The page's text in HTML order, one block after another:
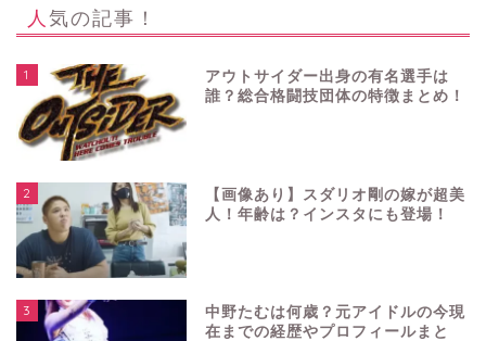
人気の記事！
1
アウトサイダー出身の有名選手は
誰？総合格闘技団体の特徴まとめ！
2
【画像あり】スダリオ剛の嫁が超美
人！年齢は？インスタにも登場！
3
中野たむは何歳？元アイドルの今現
在までの経歴やプロフィールまと